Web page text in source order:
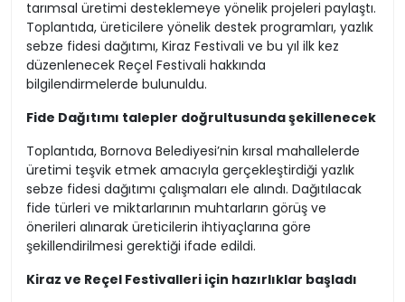
tarımsal üretimi desteklemeye yönelik projeleri paylaştı.
Toplantıda, üreticilere yönelik destek programları, yazlık
sebze fidesi dağıtımı, Kiraz Festivali ve bu yıl ilk kez
düzenlenecek Reçel Festivali hakkında
bilgilendirmelerde bulunuldu.
Fide Dağıtımı talepler doğrultusunda şekillenecek
Toplantıda, Bornova Belediyesi’nin kırsal mahallelerde
üretimi teşvik etmek amacıyla gerçekleştirdiği yazlık
sebze fidesi dağıtımı çalışmaları ele alındı. Dağıtılacak
fide türleri ve miktarlarının muhtarların görüş ve
önerileri alınarak üreticilerin ihtiyaçlarına göre
şekillendirilmesi gerektiği ifade edildi.
Kiraz ve Reçel Festivalleri için hazırlıklar başladı